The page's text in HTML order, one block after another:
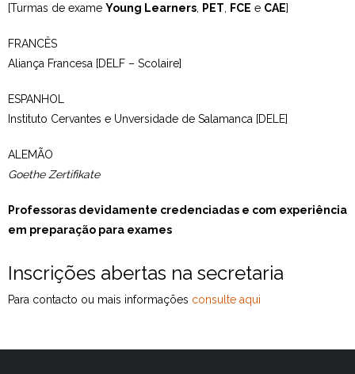
[Turmas de exame Young Learners PET FCE e CAE]
FRANCÊS
Aliança Francesa [DELF – Scolaire]
ESPANHOL
Instituto Cervantes e Unversidade de Salamanca [DELE]
ALEMÃO
Goethe Zertifikate
Professoras devidamente credenciadas e com experiência
em preparação para exames
Inscrições abertas na secretaria
Para contacto ou mais informações consulte aqui